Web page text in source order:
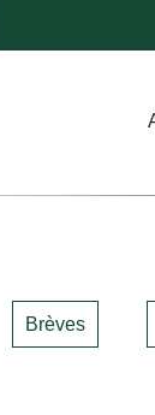
Brèves